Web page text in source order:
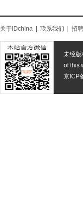
关于IDchina 联系我们 招
未经版
of this
京ICP